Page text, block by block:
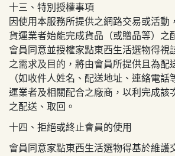
十三、特別授權事項
因使用本服務所提供之網路交易或活動
貨運業者始能完成貨品（或贈品等）之
會員同意並授權家點東西生活選物得視
之需求及目的，將由會員所提供且為配
（如收件人姓名、配送地址、連絡電話
運業者及相關配合之廠商，以利完成該
之配送、取回。
十四、拒絕或終止會員的使用
會員同意家點東西生活選物得基於維護